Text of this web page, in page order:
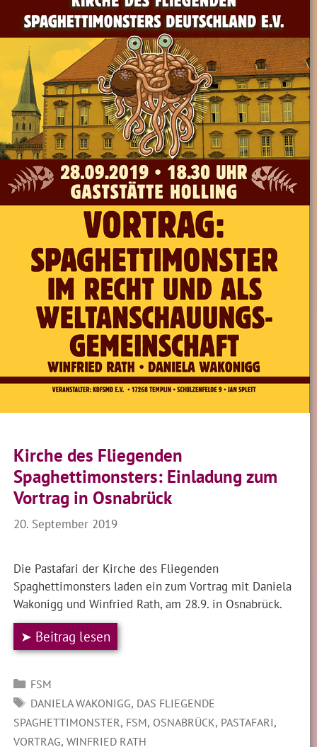
Kirche des Fliegenden
Spaghettimonsters: Einladung zum
Vortrag in Osnabrück
20. September 2019
Die Pastafari der Kirche des Fliegenden
Spaghettimonsters laden ein zum Vortrag mit Daniela
Wakonigg und Winfried Rath, am 28.9. in Osnabrück.
➤ Beitrag lesen
Kategorien
FSM
SCHLAGWÖRTER
DANIELA WAKONIGG, DAS FLIEGENDE
SPAGHETTIMONSTER, FSM, OSNABRÜCK, PASTAFARI,
VORTRAG,WINFRIED RATH